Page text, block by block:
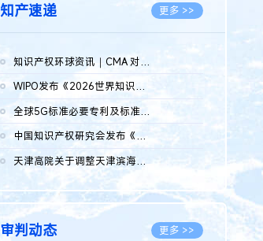
知产速递 更多 >>
知识产权环球资讯｜CMA 对微软发起调查；批量搬运二手平台数据构...
WIPO发布《2026世界知识产权报告》 含报告全文
2026.05.14
全球5G标准必要专利及标准提案研究报告（2026年）全文发布
2026.05.08
中国知识产权研究会发布《2025年度中国企业海外知识产权纠纷调查...
天津高院关于调整天津滨海高新技术产业开发区华苑科技园一审普通...
审判动态 更多 >>